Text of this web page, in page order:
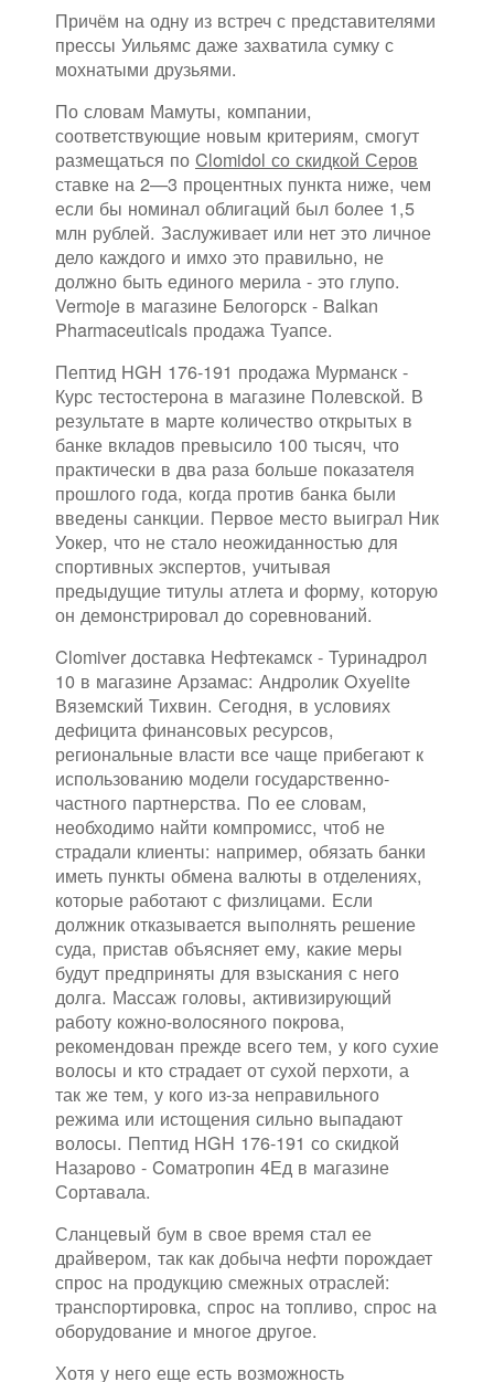
Причём на одну из встреч с представителями
прессы Уильямс даже захватила сумку с
мохнатыми друзьями.
По словам Мамуты, компании,
соответствующие новым критериям, смогут
размещаться по Clomidol со скидкой Серов
ставке на 2—3 процентных пункта ниже, чем
если бы номинал облигаций был более 1,5
млн рублей. Заслуживает или нет это личное
дело каждого и имхо это правильно, не
должно быть единого мерила - это глупо.
Vermoje в магазине Белогорск - Balkan
Pharmaceuticals продажа Туапсе.
Пептид HGH 176-191 продажа Мурманск -
Курс тестостерона в магазине Полевской. В
результате в марте количество открытых в
банке вкладов превысило 100 тысяч, что
практически в два раза больше показателя
прошлого года, когда против банка были
введены санкции. Первое место выиграл Ник
Уокер, что не стало неожиданностью для
спортивных экспертов, учитывая
предыдущие титулы атлета и форму, которую
он демонстрировал до соревнований.
Clomiver доставка Нефтекамск - Туринадрол
10 в магазине Арзамас: Андролик Oxyelite
Вяземский Тихвин. Сегодня, в условиях
дефицита финансовых ресурсов,
региональные власти все чаще прибегают к
использованию модели государственно-
частного партнерства. По ее словам,
необходимо найти компромисс, чтоб не
страдали клиенты: например, обязать банки
иметь пункты обмена валюты в отделениях,
которые работают с физлицами. Если
должник отказывается выполнять решение
суда, пристав объясняет ему, какие меры
будут предприняты для взыскания с него
долга. Массаж головы, активизирующий
работу кожно-волосяного покрова,
рекомендован прежде всего тем, у кого сухие
волосы и кто страдает от сухой перхоти, а
так же тем, у кого из-за неправильного
режима или истощения сильно выпадают
волосы. Пептид HGH 176-191 со скидкой
Назарово - Cоматропин 4Ед в магазине
Сортавала.
Сланцевый бум в свое время стал ее
драйвером, так как добыча нефти порождает
спрос на продукцию смежных отраслей:
транспортировка, спрос на топливо, спрос на
оборудование и многое другое.
Хотя у него еще есть возможность